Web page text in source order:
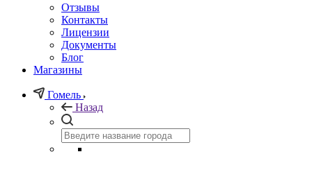
Отзывы
Контакты
Лицензии
Документы
Блог
Магазины
Гомель
Назад